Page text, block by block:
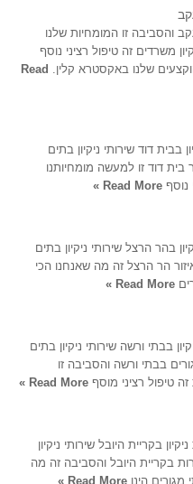
והסביבה זו המומחיות שלנו
משרדים זה טיפול רציני נוסף
שלנו באקסטרא קלין. Read
בבית דוד שירותי ניקיון בתים
בית דוד זו למעשה מומחיותנו
Read More »
בהר הרצל שירותי ניקיון בתים
הר הרצל זה מה שאנחנו הכי
Read More »
בבתי ורשה שירותי ניקיון בתים
בבתי ורשה והסביבה זו
Read More »
בקריית היובל שירותי ניקיון
בקריית היובל והסביבה זה מה
Read More »